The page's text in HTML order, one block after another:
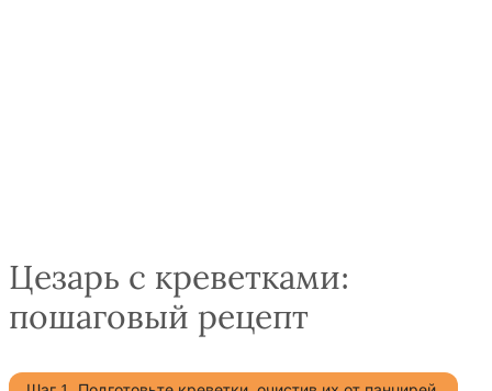
Цезарь с креветками:
пошаговый рецепт